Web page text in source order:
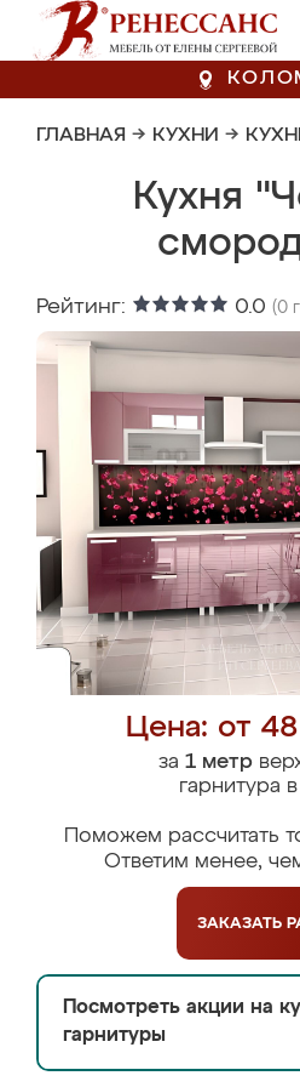
ГЛАВНАЯ → КУХНИ →
Кухня
Рейтинг: 0.0 (0
Цена: от
за 1 метр
гарнитура
Поможем рассчитать
Ответим менее,
ЗАКАЗАТЬ
Посмотреть акции на
гарнитуры